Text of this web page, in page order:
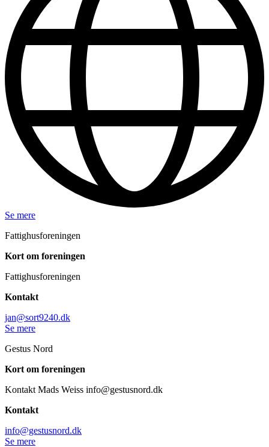
Se mere
Fattighusforeningen
Kort om foreningen
Fattighusforeningen
Kontakt
jan@sort9240.dk
Se mere
Gestus Nord
Kort om foreningen
Kontakt Mads Weiss info@gestusnord.dk
Kontakt
info@gestusnord.dk
Se mere